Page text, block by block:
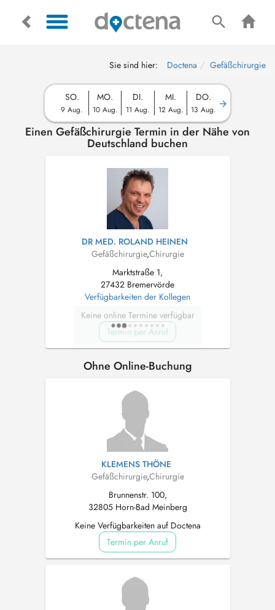
Sie sind hier: Doctena Gefäßchirurgie
SO.
9 Aug.
MO.
10 Aug.
DI.
11 Aug.
MI.
12 Aug.
DO.
13 Aug.
Einen Gefäßchirurgie Termin in der Nähe von
Deutschland buchen
DR MED. ROLAND HEINEN
Gefäßchirurgie,Chirurgie
Marktstraße 1,
27432 Bremervörde
Verfügbarkeiten der Kollegen
Keine online Termine verfügbar
Termin per Anruf
Ohne Online-Buchung
KLEMENS THÖNE
Gefäßchirurgie,Chirurgie
Brunnenstr. 100,
32805 Horn-Bad Meinberg
Keine Verfügbarkeiten auf Doctena
Termin per Anruf